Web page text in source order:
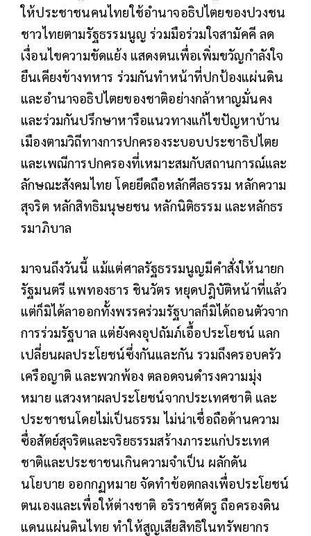
ให้ประชาชนคนไทยใช้อำนาจอธิปไตยของปวงชน
ชาวไทยตามรัฐธรรมนูญ ร่วมมือร่วมใจสามัคคี ลด
เงื่อนไขความขัดแย้ง แสดงตนเพื่อเพิ่มขวัญกำลังใจ
ยืนเคียงข้างทหาร ร่วมกันทำหน้าที่ปกป้องแผ่นดิน
และอำนาจอธิปไตยของชาติอย่างกล้าหาญมั่นคง
และร่วมกันปรึกษาหารือแนวทางแก้ไขปัญหาบ้าน
เมืองตามวิถีทางการปกครองระบอบประชาธิปไตย
และเพณีการปกครองที่เหมาะสมกับสถานการณ์และ
ลักษณะสังคมไทย โดยยึดถือหลักศีลธรรม หลักความ
สุจริต หลักสิทธิมนุษยชน หลักนิติธรรม และหลักธร
รมาภิบาล
มาจนถึงวันนี้ แม้แต่ศาลรัฐธรรมนูญมีคำสั่งให้นายก
รัฐมนตรี แพทองธาร ชินวัตร หยุดปฎิบัติหน้าที่แล้ว
แต่ก็มิได้ลาออกทั้งพรรคร่วมรัฐบาลก็มิได้ถอนตัวจาก
การร่วมรัฐบาล แต่ยังคงอุปถัมภ์เอื้อประโยชน์ แลก
เปลี่ยนผลประโยชน์ซึ่งกันและกัน รวมถึงครอบครัว
เครือญาติ และพวกพ้อง ตลอดจนดำรงความมุ่ง
หมาย แสวงหาผลประโยชน์จากประเทศชาติ และ
ประชาชนโดยไม่เป็นธรรม ไม่น่าเชื่อถือด้านความ
ซื่อสัตย์สุจริตและจริยธรรมสร้างภาระแก่ประเทศ
ชาติและประชาชนเกินความจำเป็น ผลักดัน
นโยบาย ออกกฏหมาย จัดทำข้อตกลงเพื่อประโยชน์
ตนเองและเพื่อให้ต่างชาติ อริราชศัตรู ถือครองดิน
แดนแผ่นดินไทย ทำให้สูญเสียสิทธิในทรัพยากร